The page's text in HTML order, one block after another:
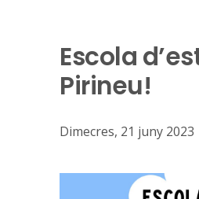
Escola
Pirineu!
Dimecres, 21 juny 2023